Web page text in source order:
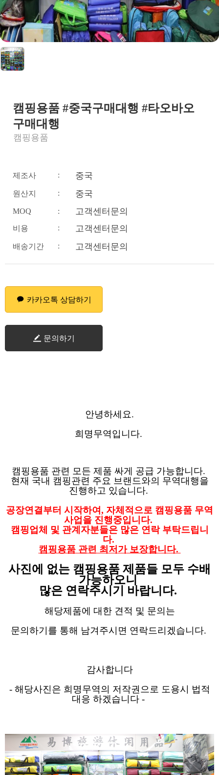
캠핑용품 #중국구매대행 #타오바오
구매대행
캠핑용품
제조사 : 중국
원산지 : 중국
MOQ : 고객센터문의
비용 : 고객센터문의
배송기간 : 고객센터문의
카카오톡 상담하기
문의하기
안녕하세요.
희명무역입니다.
캠핑용품 관련 모든 제품 싸게 공급 가능합니다.
현재 국내 캠핑관련 주요 브랜드와의 무역대행을
진행하고 있습니다.
공장연결부터 시작하여, 자체적으로 캠핑용품 무역
사업을 진행중입니다.
캠핑업체 및 관계자분들은 많은 연락 부탁드립니
다.
캠핑용품 관련 최저가 보장합니다.
사진에 없는 캠핑용품 제품들 모두 수배
가능하오니
많은 연락주시기 바랍니다.
해당제품에 대한 견적 및 문의는
문의하기를 통해 남겨주시면 연락드리겠습니다.
감사합니다
- 해당사진은 희명무역의 저작권으로 도용시 법적
대응 하겠습니다 -